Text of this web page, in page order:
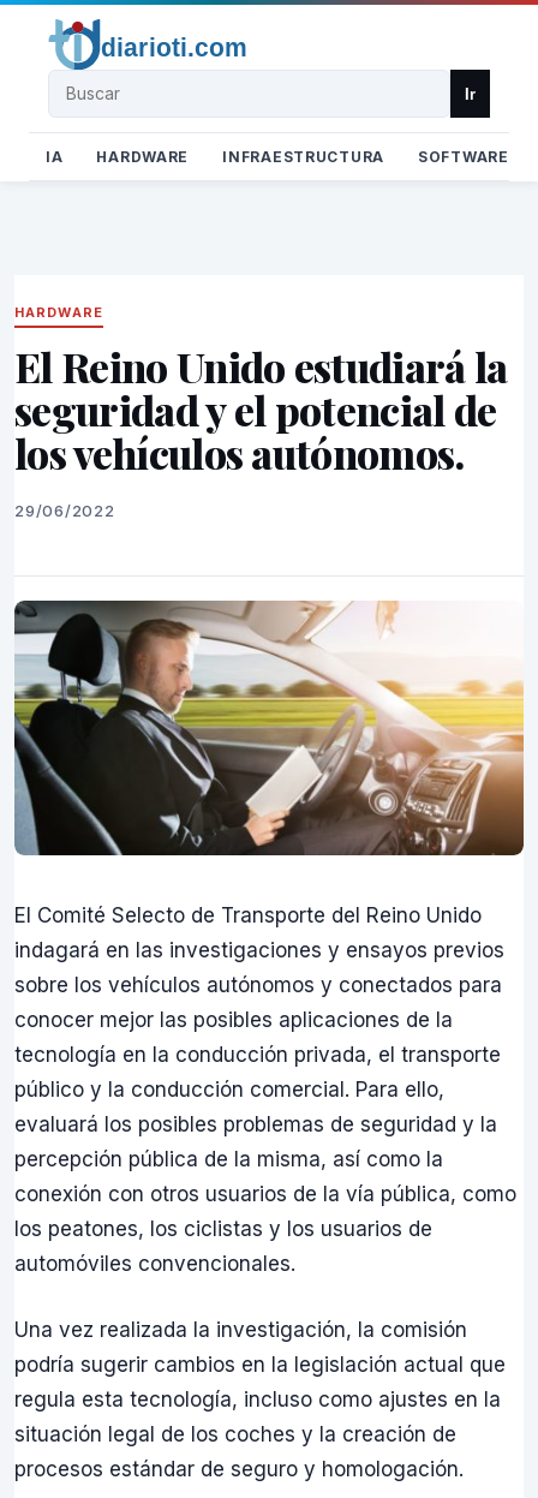
Buscar Ir
IA HARDWARE INFRAESTRUCTURA SOFTWARE
HARDWARE
El Reino Unido estudiará la
seguridad y el potencial de
los vehículos autónomos.
29/06/2022
El Comité Selecto de Transporte del Reino Unido
indagará en las investigaciones y ensayos previos
sobre los vehículos autónomos y conectados para
conocer mejor las posibles aplicaciones de la
tecnología en la conducción privada, el transporte
público y la conducción comercial. Para ello,
evaluará los posibles problemas de seguridad y la
percepción pública de la misma, así como la
conexión con otros usuarios de la vía pública, como
los peatones, los ciclistas y los usuarios de
automóviles convencionales.
Una vez realizada la investigación, la comisión
podría sugerir cambios en la legislación actual que
regula esta tecnología, incluso como ajustes en la
situación legal de los coches y la creación de
procesos estándar de seguro y homologación.